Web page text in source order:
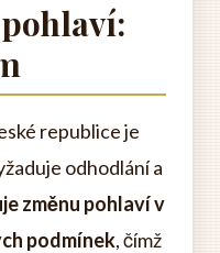
republice je
odhodlání a
změnu pohlaví v
podmínek, čímž